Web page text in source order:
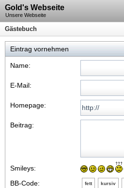
Gold's Webseite
Unsere Webseite
Gästebuch
Eintrag vornehmen
Name:
E-Mail:
Homepage:
Beitrag:
Smileys:
BB-Code:
fett kursiv